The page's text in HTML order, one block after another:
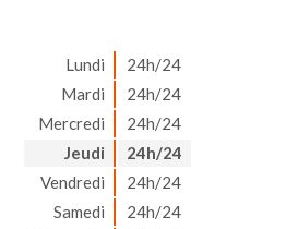
Lundi
24h/24
Mardi
24h/24
Mercredi
24h/24
Jeudi
24h/24
Vendredi
24h/24
Samedi
24h/24